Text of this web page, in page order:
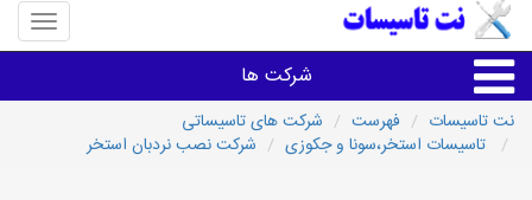
منوی
سایت
شرکت ها
خدمات تاسیسات ساختمان
نت تاسیسات فهرست
شرکت های تاسیساتی
تاسیسات استخر،سونا و جکوزی
شرکت نصب نردبان استخر